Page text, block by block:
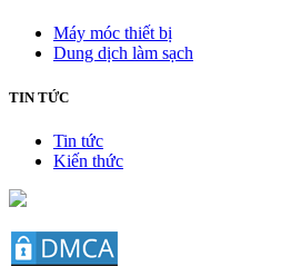
Máy móc thiết bị
Dung dịch làm sạch
TIN TỨC
Tin tức
Kiến thức